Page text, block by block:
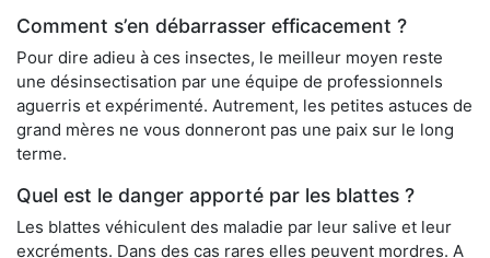
Comment s’en débarrasser efficacement ?
Pour dire adieu à ces insectes, le meilleur moyen reste
une désinsectisation par une équipe de professionnels
aguerris et expérimenté. Autrement, les petites astuces de
grand mères ne vous donneront pas une paix sur le long
terme.
Quel est le danger apporté par les blattes ?
Les blattes véhiculent des maladie par leur salive et leur
excréments. Dans des cas rares elles peuvent mordres. A